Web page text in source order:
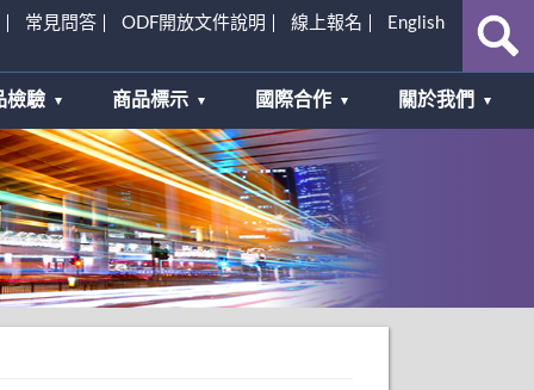
常見問答 ODF開放文件說明 線上報名 English
檢驗 商品標示 國際合作 關於我們